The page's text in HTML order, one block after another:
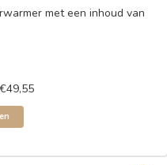
met een inhoud van
€49,55